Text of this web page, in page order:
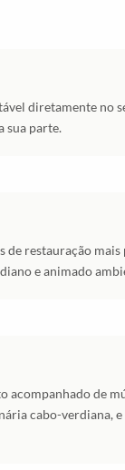
diretamente no
sua parte.
restauração mais
e animado
acompanhado de
cabo-verdiana,